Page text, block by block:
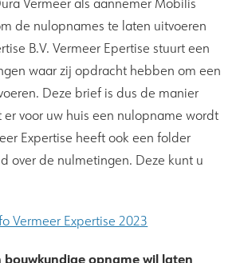
Vermeer als aannemer Mobilis
de nulopnames te laten uitvoeren
B.V. Vermeer Epertise stuurt een
waar zij opdracht hebben om een
Deze brief is dus de manier
voor uw huis een nulopname wordt
Expertise heeft ook een folder
over de nulmetingen. Deze kunt u
Vermeer Expertise 2023
bouwkundige opname wil laten